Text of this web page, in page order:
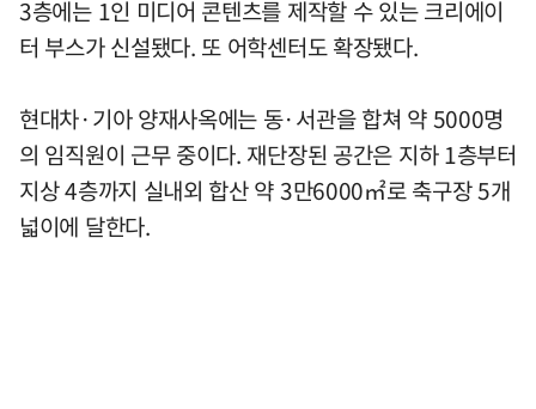
3층에는 1인 미디어 콘텐츠를 제작할 수 있는 크리에이
터 부스가 신설됐다. 또 어학센터도 확장됐다.
현대차·기아 양재사옥에는 동·서관을 합쳐 약 5000명
의 임직원이 근무 중이다. 재단장된 공간은 지하 1층부터
지상 4층까지 실내외 합산 약 3만6000㎡로 축구장 5개
넓이에 달한다.